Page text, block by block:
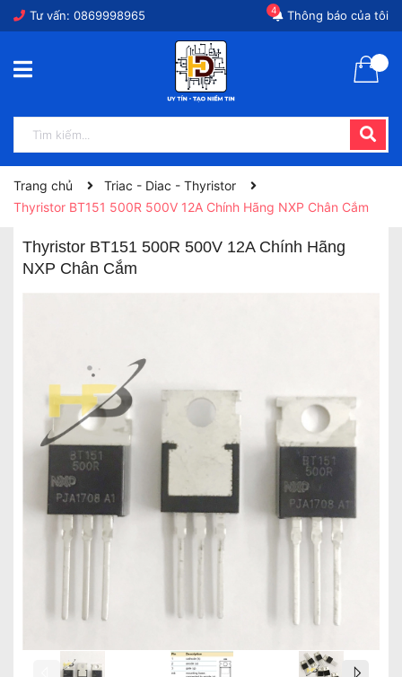
Tư vấn: 0869998965 Thông báo của tôi
4
Trang chủ
Triac - Diac - Thyristor
Thyristor BT151 500R 500V 12A Chính Hãng NXP Chân Cắm
Thyristor BT151 500R 500V 12A Chính Hãng
NXP Chân Cắm